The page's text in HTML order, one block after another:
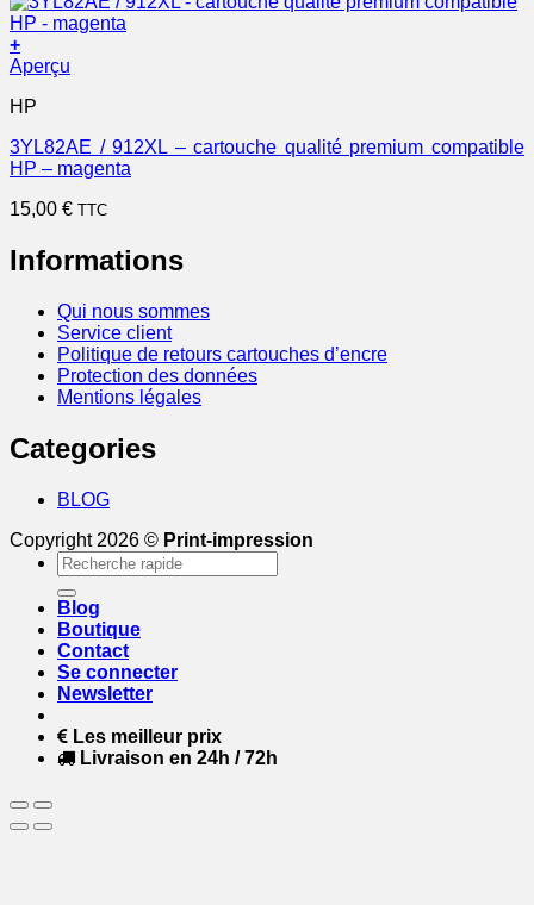
+
Aperçu
HP
3YL82AE / 912XL – cartouche qualité premium compatible
HP – magenta
15,00 € TTC
Informations
Qui nous sommes
Service client
Politique de retours cartouches d’encre
Protection des données
Mentions légales
Categories
BLOG
Copyright 2026 © Print-impression
Recherche
pour :
Blog
Boutique
Contact
Se connecter
Newsletter
Les meilleur prix
Livraison en 24h / 72h